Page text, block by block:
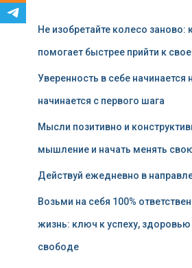
Не изобретайте колесо заново:
помогает быстрее прийти к
Уверенность в себе начинается
начинается с первого шага
Мысли позитивно и
мышление и начать менять
Действуй ежедневно в
Возьми на себя 100%
жизнь: ключ к успеху,
свободе